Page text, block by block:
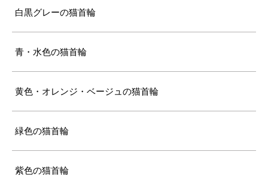
白黒グレーの猫首輪
青・水色の猫首輪
黄色・オレンジ・ベージュの猫首輪
緑色の猫首輪
紫色の猫首輪